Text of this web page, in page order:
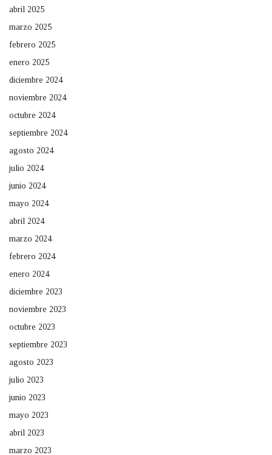
abril 2025
marzo 2025
febrero 2025
enero 2025
diciembre 2024
noviembre 2024
octubre 2024
septiembre 2024
agosto 2024
julio 2024
junio 2024
mayo 2024
abril 2024
marzo 2024
febrero 2024
enero 2024
diciembre 2023
noviembre 2023
octubre 2023
septiembre 2023
agosto 2023
julio 2023
junio 2023
mayo 2023
abril 2023
marzo 2023